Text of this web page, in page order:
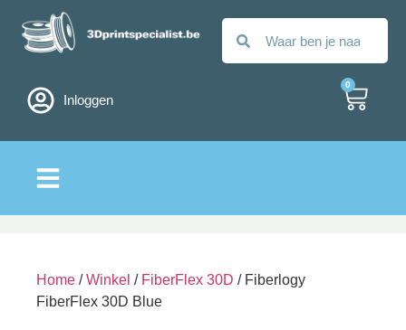
Inloggen
0
Home /Winkel / FiberFlex 30D / Fiberlogy
FiberFlex 30D Blue